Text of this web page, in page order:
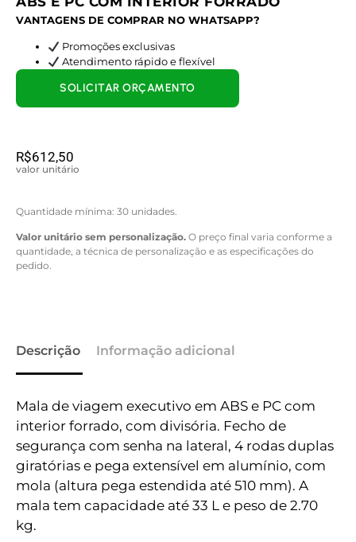
VANTAGENS DE COMPRAR NO WHATSAPP?
Promoções exclusivas
Atendimento rápido e flexível
R$612,50
valor unitário
Quantidade mínima: 30 unidades.
Valor unitário sem personalização. O preço final varia conforme a
quantidade, a técnica de personalização e as especificações do
pedido.
SOLICITAR ORÇAMENTO
Descrição Informação adicional
Mala de viagem executivo em ABS e PC com
interior forrado, com divisória. Fecho de
segurança com senha na lateral, 4 rodas duplas
giratórias e pega extensível em alumínio, com
mola (altura pega estendida até 510 mm). A
mala tem capacidade até 33 L e peso de 2.70
kg.